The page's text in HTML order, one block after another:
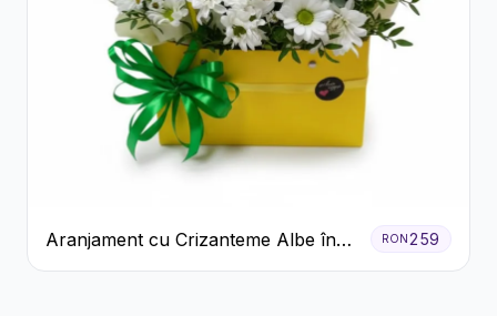
Aranjament cu Crizanteme Albe în
Cutie Galbenă
RON 259